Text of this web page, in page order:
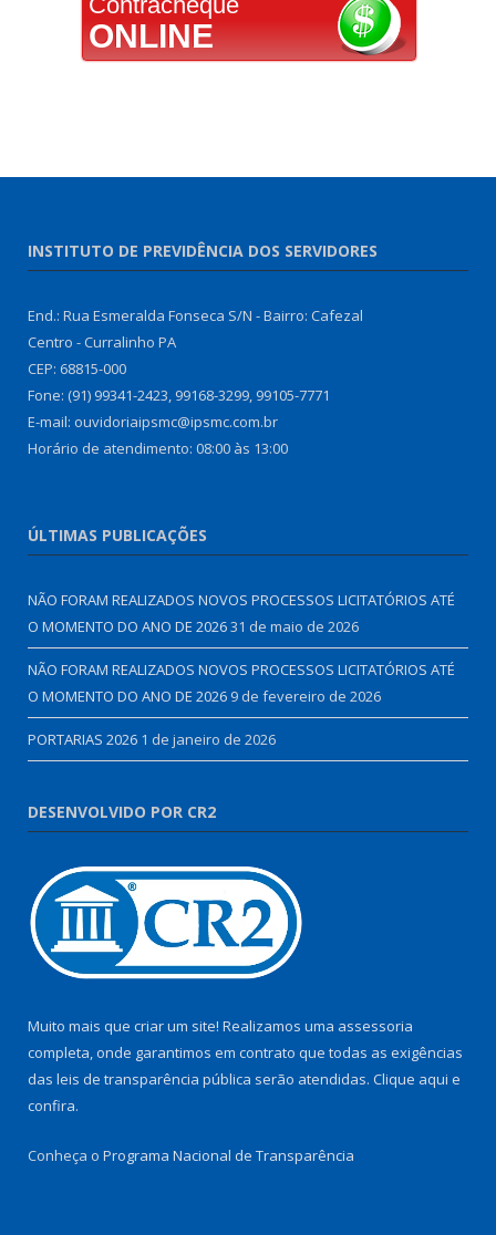
ONLINE
INSTITUTO DE PREVIDÊNCIA DOS SERVIDORES
End.: Rua Esmeralda Fonseca S/N - Bairro: Cafezal
Centro - Curralinho PA
CEP: 68815-000
Fone: (91) 99341-2423, 99168-3299, 99105-7771
E-mail: ouvidoriaipsmc@ipsmc.com.br
Horário de atendimento: 08:00 às 13:00
ÚLTIMAS PUBLICAÇÕES
NÃO FORAM REALIZADOS NOVOS PROCESSOS LICITATÓRIOS ATÉ
O MOMENTO DO ANO DE 202631 de maio de 2026
NÃO FORAM REALIZADOS NOVOS PROCESSOS LICITATÓRIOS ATÉ
O MOMENTO DO ANO DE 2026 9 de fevereiro de 2026
PORTARIAS 2026 1 de janeiro de 2026
DESENVOLVIDO POR CR2
Muito mais que criar um site! Realizamos uma assessoria
completa, onde garantimos em contrato que todas as exigências
das leis de transparência pública serão atendidas. Clique aqui e
confira.
Conheça o Programa Nacional de Transparência